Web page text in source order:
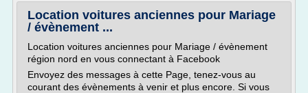
Location voitures anciennes pour Mariage
/ évènement ...
Location voitures anciennes pour Mariage / évènement
région nord en vous connectant à Facebook
Envoyez des messages à cette Page, tenez-vous au
courant des évènements à venir et plus encore. Si vous